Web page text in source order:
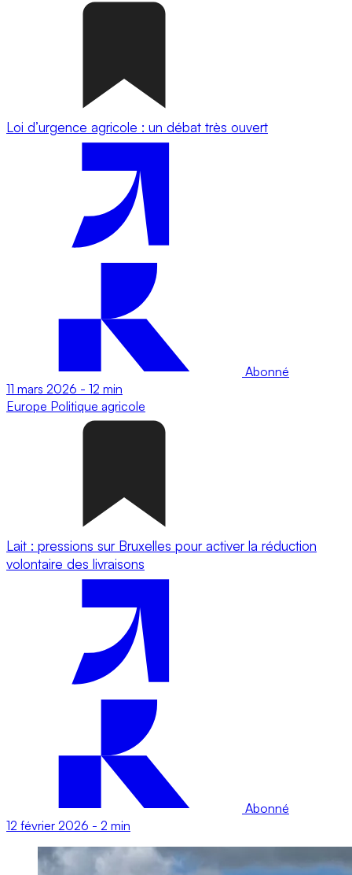
Loi d’urgence agricole : un débat très ouvert
Abonné
11 mars 2026 - 12 min
Europe Politique agricole
Lait : pressions sur Bruxelles pour activer la réduction
volontaire des livraisons
Abonné
12 février 2026 - 2 min